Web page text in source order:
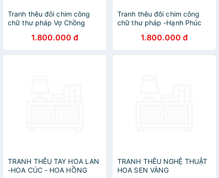
Tranh thêu đôi chim công
chữ thư pháp Vợ Chồng
1.800.000 đ
Tranh thêu đôi chim công
chữ thư pháp -Hạnh Phúc
1.800.000 đ
TRANH THÊU TAY HOA LAN
-HOA CÚC - HOA HỒNG
TRANH THÊU NGHỆ THUẬT
HOA SEN VÀNG